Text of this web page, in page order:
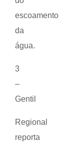
escoamento
da
água.
3
–
Gentil
Regional
reporta